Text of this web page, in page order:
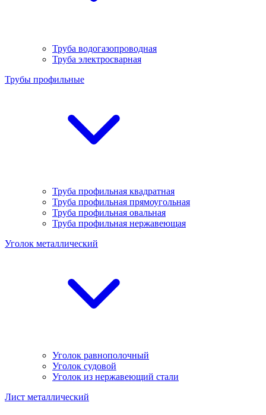
Труба водогазопроводная
Труба электросварная
Трубы профильные
Труба профильная квадратная
Труба профильная прямоугольная
Труба профильная овальная
Труба профильная нержавеющая
Уголок металлический
Уголок равнополочный
Уголок судовой
Уголок из нержавеющий стали
Лист металлический